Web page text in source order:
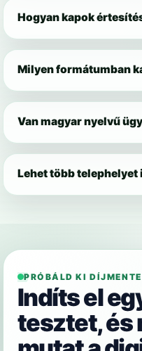
Hogyan kapok
Milyen formátumban
Van magyar nyelvű
Lehet több telephelyet
PRÓBÁLD KI
Indíts el
tesztet, és